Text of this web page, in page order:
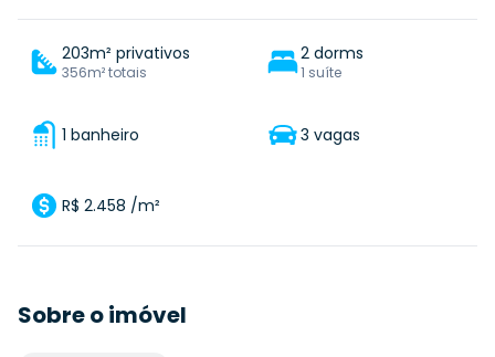
203m² privativos
356m² totais
2 dorms
1 suíte
1 banheiro 3 vagas
R$ 2.458 /m²
Sobre o imóvel